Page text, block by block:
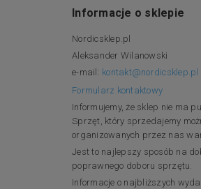
Informacje o sklepie
Nordicsklep.pl
Aleksander Wilanowski
e-mail: kontakt@nordicsklep.pl
Formularz kontaktowy
Informujemy, że sklep nie ma
Sprzęt, który sprzedajemy
organizowanych przez nas
Jest to najlepszy sposób na
poprawnego doboru sprzętu.
Informacje o najbliższych